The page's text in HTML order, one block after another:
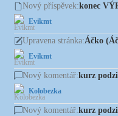
Nový příspěvek:konec
Evikmt
Upravena stránka:Áčko
Evikmt
Nový komentář:kurz
Kolobezka
Nový komentář:kurz